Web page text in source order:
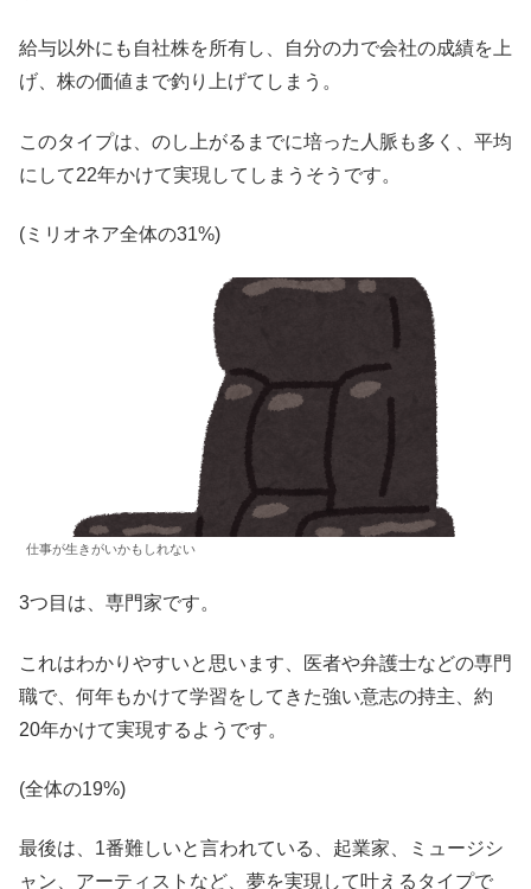
給与以外にも自社株を所有し、自分の力で会社の成績を上
げ、株の価値まで釣り上げてしまう。
このタイプは、のし上がるまでに培った人脈も多く、平均
にして22年かけて実現してしまうそうです。
(ミリオネア全体の31%)
仕事が生きがいかもしれない
3つ目は、専門家です。
これはわかりやすいと思います、医者や弁護士などの専門
職で、何年もかけて学習をしてきた強い意志の持主、約
20年かけて実現するようです。
(全体の19%)
最後は、1番難しいと言われている、起業家、ミュージシ
ャン、アーティストなど、夢を実現して叶えるタイプで